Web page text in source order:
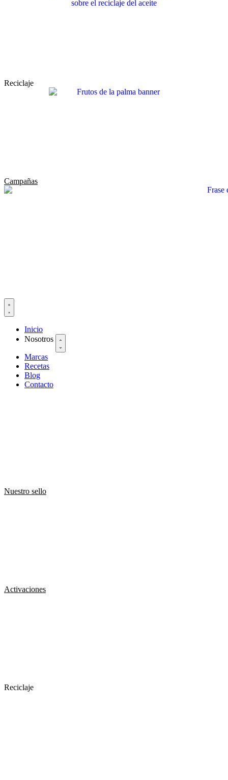
Reciclaje
Campañas
Inicio
Nosotros
Marcas
Recetas
Blog
Contacto
Nuestro sello
Activaciones
Reciclaje